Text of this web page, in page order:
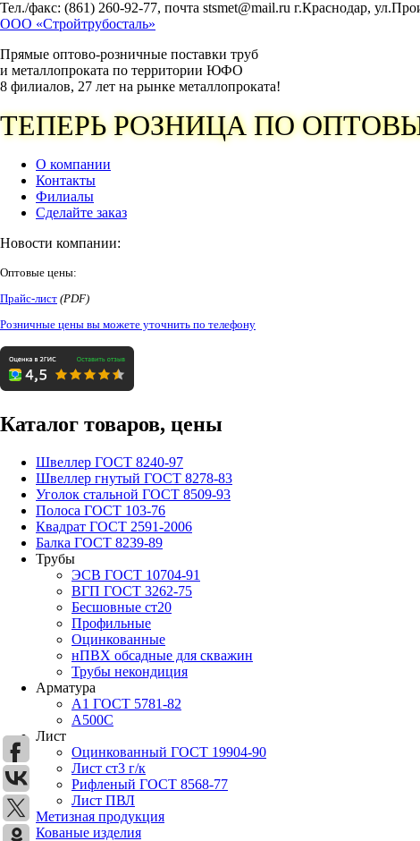
Тел./факс: (861) 260-92-77, почта stsmet@mail.ru г.Краснодар,
ООО «Стройтрубосталь»
Прямые оптово-розничные поставки труб
и металлопроката по территории ЮФО
8 филиалов, 27 лет на рынке металлопроката!
ТЕПЕРЬ РОЗНИЦА ПО
О компании
Контакты
Филиалы
Сделайте заказ
Новости компании:
Оптовые цены:
Прайс-лист (PDF)
Розничные цены вы можете уточнить по телефону
Каталог товаров, цены
Швеллер ГОСТ 8240-97
Швеллер гнутый ГОСТ 8278-83
Уголок стальной ГОСТ 8509-93
Полоса ГОСТ 103-76
Квадрат ГОСТ 2591-2006
Балка ГОСТ 8239-89
Трубы
ЭСВ ГОСТ 10704-91
ВГП ГОСТ 3262-75
Бесшовные ст20
Профильные
Оцинкованные
нПВХ обсадные для скважин
Трубы некондиция
Арматура
А1 ГОСТ 5781-82
А500С
Лист
Оцинкованный ГОСТ 19904-90
Лист ст3 г/к
Рифленый ГОСТ 8568-77
Лист ПВЛ
Метизная продукция
Кованые изделия